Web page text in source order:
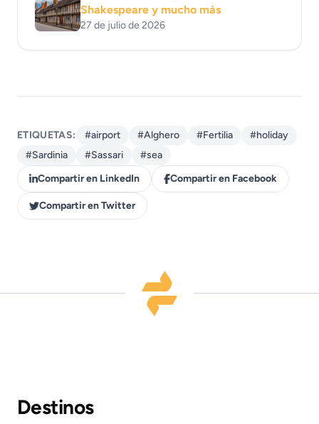
Shakespeare y mucho más
27 de julio de 2026
ETIQUETAS: #airport #Alghero #Fertilia
#holiday
#Sardinia
#Sassari
#sea
Compartir en LinkedIn
Compartir en Facebook
Compartir en Twitter
Destinos